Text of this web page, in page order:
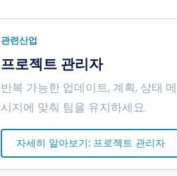
관련산업
프로젝트 관리자
반복 가능한 업데이트, 계획, 상태 메
시지에 맞춰 팀을 유지하세요.
자세히 알아보기: 프로젝트 관리자